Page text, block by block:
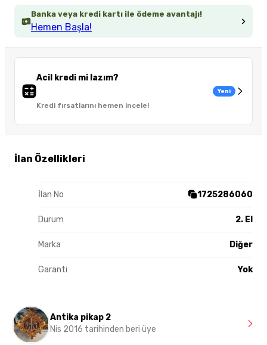
Banka veya kredi kartı ile ödeme avantajı!
Hemen Başla!
Acil kredi mi lazım?
Kredi fırsatlarını hemen incele!
Yeni
İlan Özellikleri
İlan No 1725286060
Durum 2. El
Marka Diğer
Garanti Yok
Antika pikap 2
Nis 2016 tarihinden beri üye